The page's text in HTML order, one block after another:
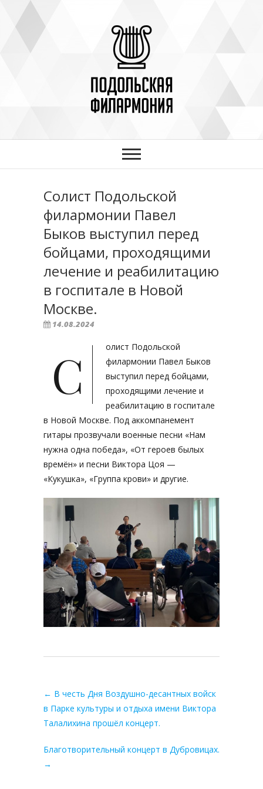
"Подольская
филармония"
Солист Подольской
филармонии Павел
Быков выступил перед
бойцами, проходящими
лечение и реабилитацию
в госпитале в Новой
Москве.
14.08.2024
С
олист Подольской
филармонии Павел Быков
выступил перед бойцами,
проходящими лечение и
реабилитацию в госпитале
в Новой Москве. Под аккомпанемент
гитары прозвучали военные песни «Нам
нужна одна победа», «От героев былых
времён» и песни Виктора Цоя —
«Кукушка», «Группа крови» и другие.
← В честь Дня Воздушно-десантных войск
в Парке культуры и отдыха имени Виктора
Талалихина прошёл концерт.
Благотворительный концерт в Дубровицах.
→